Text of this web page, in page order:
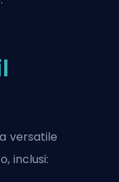
versatile
inclusi: